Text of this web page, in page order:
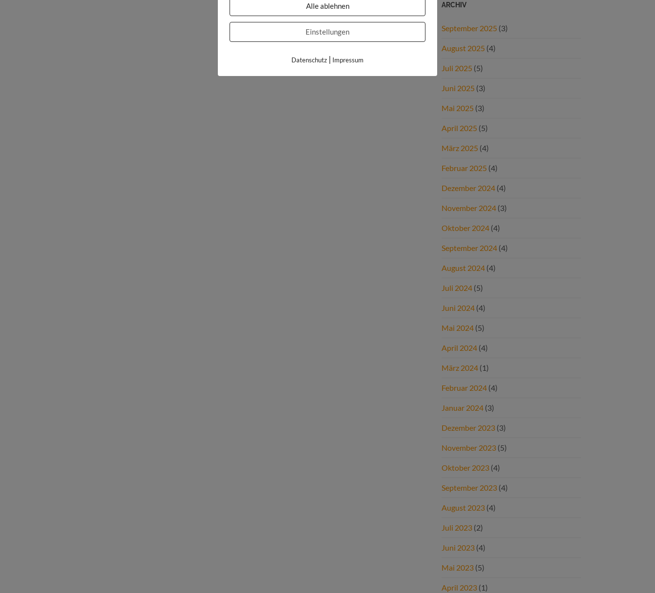
ARCHIV
September 2025 (3)
August 2025 (4)
Juli 2025 (5)
Juni 2025 (3)
Mai 2025 (3)
April 2025 (5)
März 2025 (4)
Februar 2025 (4)
Dezember 2024 (4)
November 2024 (3)
Oktober 2024 (4)
September 2024 (4)
August 2024 (4)
Juli 2024 (5)
Juni 2024 (4)
Mai 2024 (5)
April 2024 (4)
März 2024 (1)
Februar 2024 (4)
Januar 2024 (3)
Dezember 2023 (3)
November 2023 (5)
Oktober 2023 (4)
September 2023 (4)
August 2023 (4)
Juli 2023 (2)
Juni 2023 (4)
Mai 2023 (5)
April 2023 (1)
Alle ablehnen
Einstellungen
Datenschutz | Impressum